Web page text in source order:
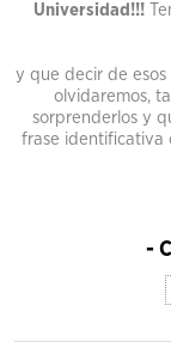
Universidad!!!
y que decir de
olvidaremos,
sorprenderlos y
frase identificativa
-